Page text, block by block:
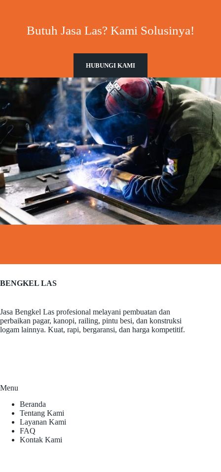
Butuh Jasa Las? Kami Solusinya!
HUBUNGI KAMI
BENGKEL LAS
Jasa Bengkel Las profesional melayani pembuatan dan
perbaikan pagar, kanopi, railing, pintu besi, dan konstruksi
logam lainnya. Kuat, rapi, bergaransi, dan harga kompetitif.
Menu
Beranda
Tentang Kami
Layanan Kami
FAQ
Kontak Kami